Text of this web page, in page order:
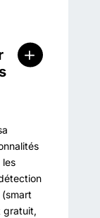
les
gratuit,